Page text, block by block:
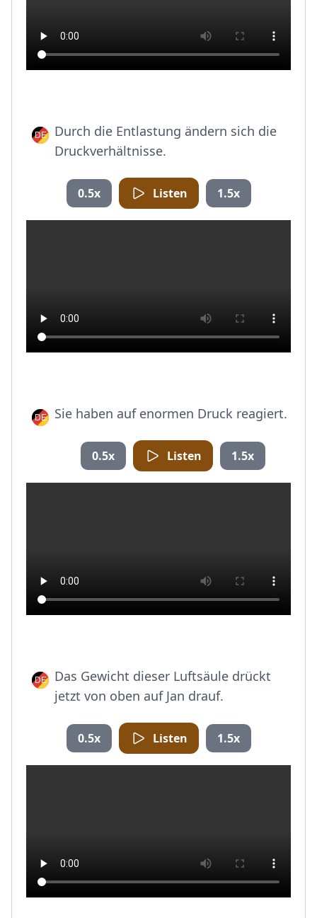
Durch die Entlastung ändern sich die
Druckverhältnisse.
0.5x Listen 1.5x
Sie haben auf enormen Druck reagiert.
0.5x Listen 1.5x
Das Gewicht dieser Luftsäule drückt
jetzt von oben auf Jan drauf.
0.5x Listen 1.5x